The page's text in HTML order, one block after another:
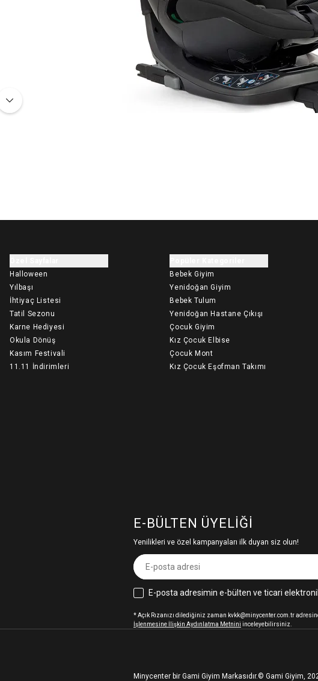
Halloween
Yılbaşı
İhtiyaç Listesi
Tatil Sezonu
Karne Hediyesi
Okula Dönüş
Kasım Festivali
11.11 İndirimleri
Bebek Giyim
Yenidoğan Giyim
Bebek Tulum
Yenidoğan Hastane Çıkışı
Çocuk Giyim
Kız Çocuk Elbise
Çocuk Mont
Kız Çocuk Eşofman Takımı
E-BÜLTEN ÜYELIĞI
Yenilikleri ve özel kampanyaları ilk duyan siz olun!
E-posta adresimin e-bülten ve ticari
* Açık Rızanızı dilediğiniz zaman kvkk@minycenter.com.tr
İşlenmesine İlişkin Aydınlatma Metnini inceleyebilirsiniz.
Minycenter bir Gami Giyim Markasıdır.© Gami Giyim,